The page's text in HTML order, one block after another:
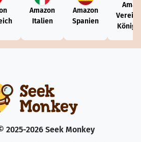
Amazon
Italien
Amazon
Spanien
2025-2026 Seek Monkey